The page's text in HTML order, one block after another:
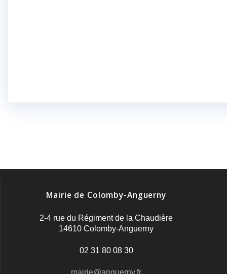
Mairie de Colomby-Anguerny
2-4 rue du Régiment de la Chaudière
14610 Colomby-Anguerny
02 31 80 08 30
mairie@anguerny.fr